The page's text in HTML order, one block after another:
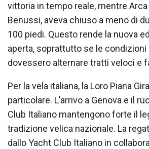
vittoria in tempo reale, mentre Arca
Benussi, aveva chiuso a meno di
100 piedi. Questo rende la nuova
aperta, soprattutto se le
dovessero alternare tratti veloci e
Per la vela italiana, la Loro Piana
particolare. L’arrivo a Genova e il
Club Italiano mantengono forte il
tradizione velica nazionale. La
dallo Yacht Club Italiano in